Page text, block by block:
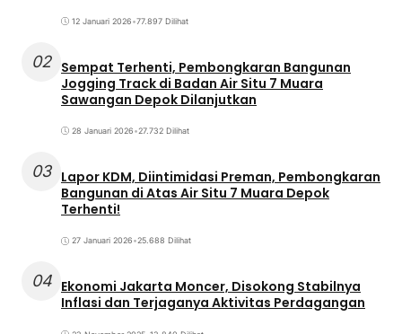
12 Januari 2026•77.897 Dilihat
02 Sempat Terhenti, Pembongkaran Bangunan
Jogging Track di Badan Air Situ 7 Muara
Sawangan Depok Dilanjutkan
28 Januari 2026•27.732 Dilihat
03 Lapor KDM, Diintimidasi Preman, Pembongkaran
Bangunan di Atas Air Situ 7 Muara Depok
Terhenti!
27 Januari 2026•25.688 Dilihat
04 Ekonomi Jakarta Moncer, Disokong Stabilnya
Inflasi dan Terjaganya Aktivitas Perdagangan